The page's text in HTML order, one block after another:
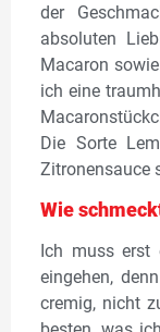
der
absoluten
Macaron
ich eine
Die Sorte
Zitronensauce
Wie
Ich muss erst
eingehen,
cremig, nicht